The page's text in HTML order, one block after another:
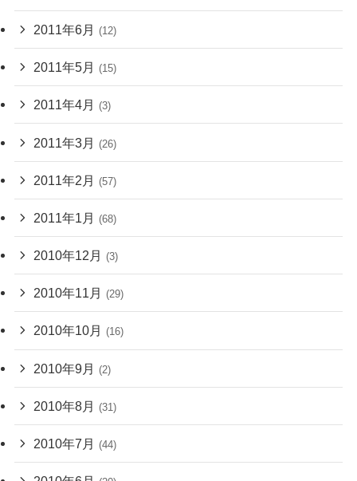
2011年6月 (12)
2011年5月 (15)
2011年4月 (3)
2011年3月 (26)
2011年2月 (57)
2011年1月 (68)
2010年12月 (3)
2010年11月 (29)
2010年10月 (16)
2010年9月 (2)
2010年8月 (31)
2010年7月 (44)